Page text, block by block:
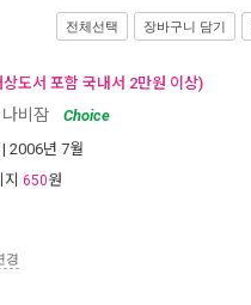
전체선택 장바구니 담기
도서 포함 국내서 2만원 이상)
비잠
Choice
| 2006년 7월
650원
경